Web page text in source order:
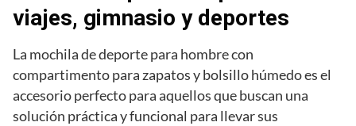
viajes, gimnasio y deportes
La mochila de deporte para hombre con
compartimento para zapatos y bolsillo húmedo es el
accesorio perfecto para aquellos que buscan una
solución práctica y funcional para llevar sus